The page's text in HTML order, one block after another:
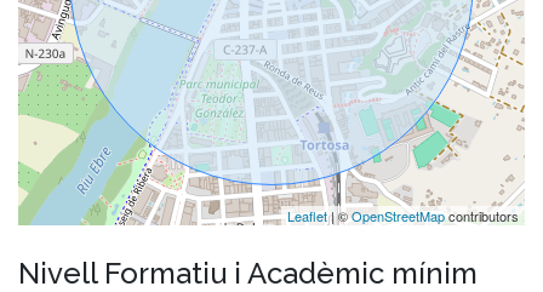
Leaflet| ©OpenStreetMapcontributors
Nivell Formatiu i Acadèmic mínim